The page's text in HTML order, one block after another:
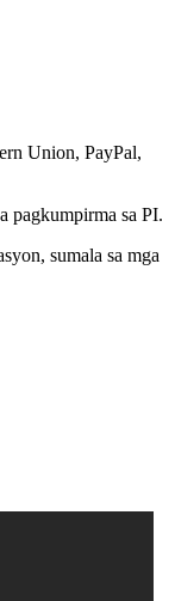
Union, PayPal,
pagkumpirma sa PI.
sumala sa mga